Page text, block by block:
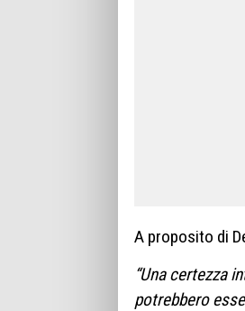
A proposito di
“Una certezza
potrebbero